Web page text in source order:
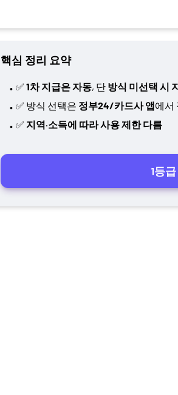
핵심 정리 요약
✅ 1차 지급은 자동, 단 방식 미선택 시
✅ 방식 선택은 정부24/카드사 앱에서
✅ 지역·소득에 따라 사용 제한 다름
1등